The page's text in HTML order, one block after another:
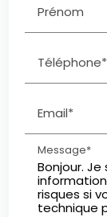
Prénom
Téléphone*
Email*
Message*